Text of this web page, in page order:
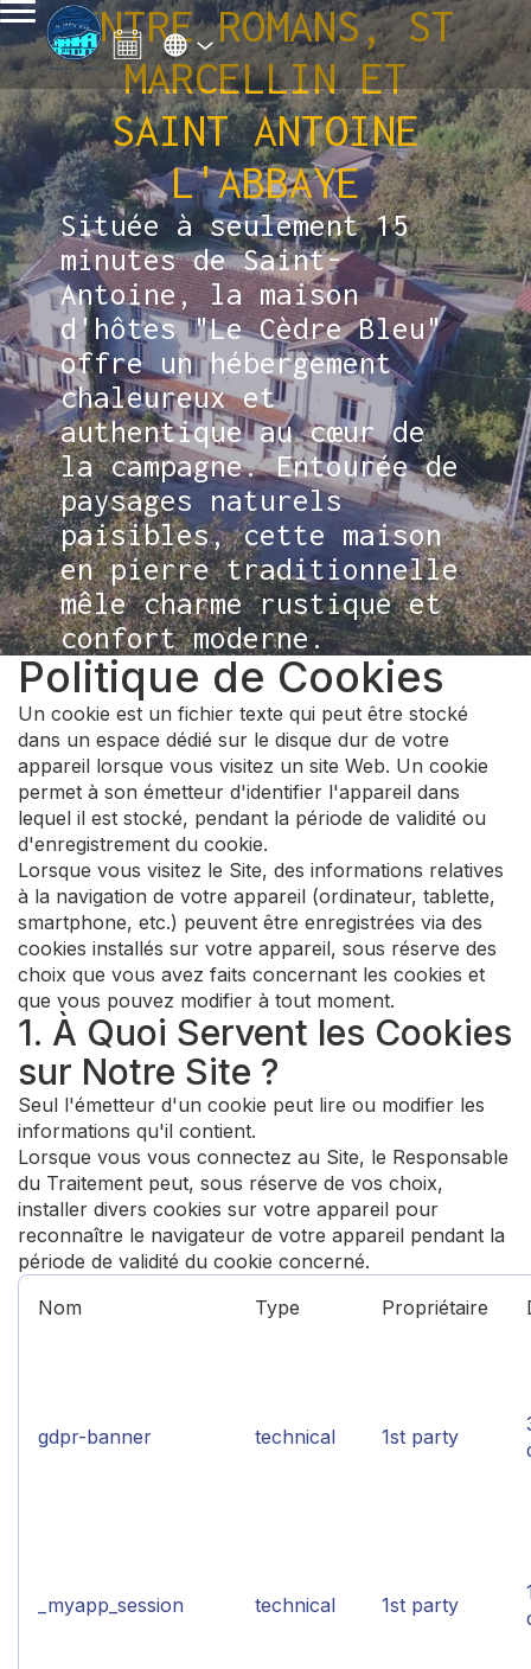
ENTRE ROMANS, ST
MARCELLIN ET
SAINT ANTOINE
L'ABBAYE
Située à seulement 15
minutes de Saint-
Antoine, la maison
d'hôtes "Le Cèdre Bleu"
offre un hébergement
chaleureux et
authentique au cœur de
la campagne. Entourée de
paysages naturels
paisibles, cette maison
en pierre traditionnelle
mêle charme rustique et
confort moderne.
Politique de Cookies
Un cookie est un fichier texte qui peut être stocké
dans un espace dédié sur le disque dur de votre
appareil lorsque vous visitez un site Web. Un cookie
permet à son émetteur d'identifier l'appareil dans
lequel il est stocké, pendant la période de validité ou
d'enregistrement du cookie.
Lorsque vous visitez le Site, des informations relatives
à la navigation de votre appareil (ordinateur, tablette,
smartphone, etc.) peuvent être enregistrées via des
cookies installés sur votre appareil, sous réserve des
choix que vous avez faits concernant les cookies et
que vous pouvez modifier à tout moment.
1. À Quoi Servent les Cookies
sur Notre Site ?
Seul l'émetteur d'un cookie peut lire ou modifier les
informations qu'il contient.
Lorsque vous vous connectez au Site, le Responsable
du Traitement peut, sous réserve de vos choix,
installer divers cookies sur votre appareil pour
reconnaître le navigateur de votre appareil pendant la
période de validité du cookie concerné.
Nom
Type Propriétaire
gdpr-banner technical 1st party
_myapp_session technical 1st party